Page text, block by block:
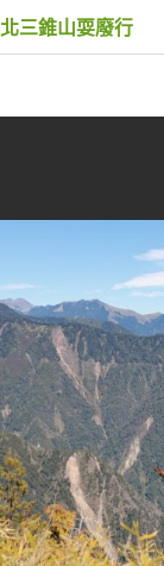
北三錐山耍廢行